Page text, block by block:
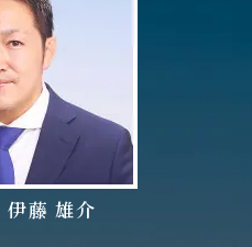
伊藤 雄介